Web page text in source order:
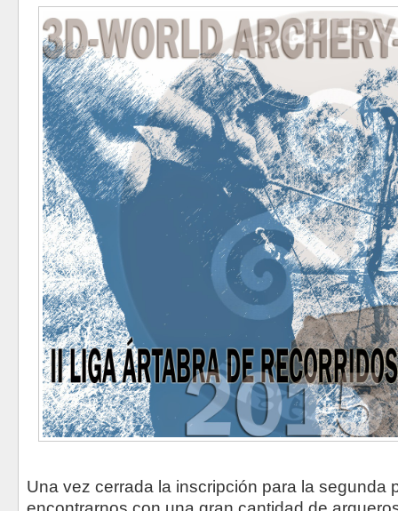
Una vez cerrada la inscripción para la segunda